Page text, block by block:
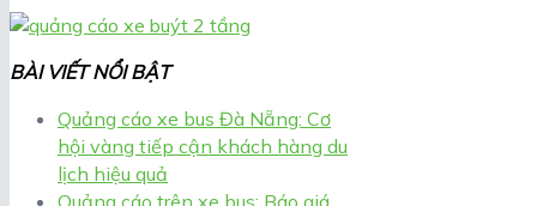
BÀI VIẾT NỔI BẬT
Quảng cáo xe bus Đà Nẵng: Cơ
hội vàng tiếp cận khách hàng du
lịch hiệu quả
Quảng cáo trên xe bus: Báo giá